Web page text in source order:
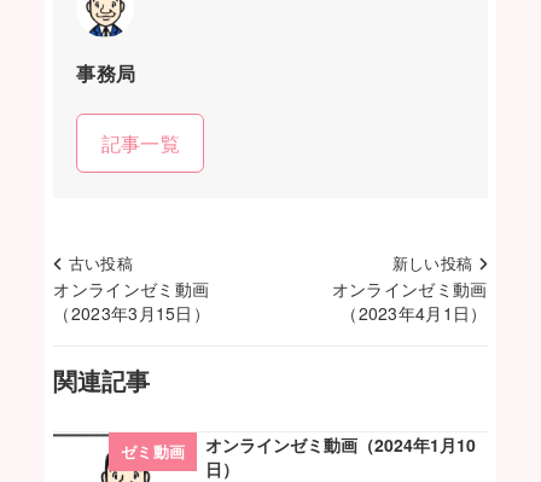
事務局
記事一覧
古い投稿
オンラインゼミ動画
（2023年3月15日）
新しい投稿
オンラインゼミ動画
（2023年4月1日）
関連記事
ゼミ動画
オンラインゼミ動画（2024年1月10
日）